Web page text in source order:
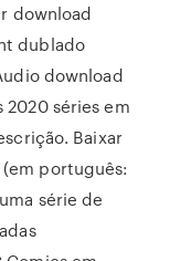
download
dublado
download
2020 séries em
Baixar
português:
série de